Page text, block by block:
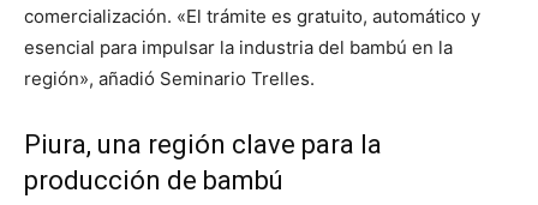
comercialización. «El trámite es gratuito, automático y
esencial para impulsar la industria del bambú en la
región», añadió Seminario Trelles.
Piura, una región clave para la
producción de bambú